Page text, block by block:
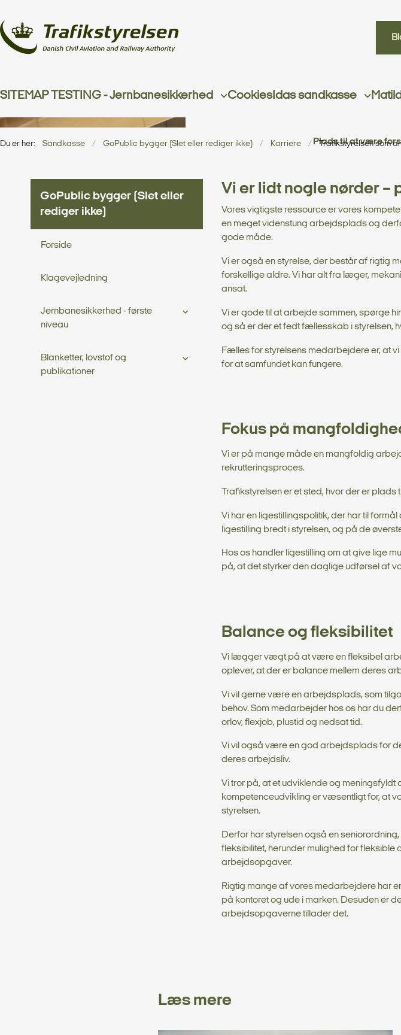
SITEMAP TESTING - Jernbanesikkerhed CookiesIdas sandkasse
Plads til at være
Du er her: Sandkasse GoPublic bygger (Slet eller rediger ikke) Karriere Trafikstyrelsen som
GoPublic bygger (Slet eller
rediger ikke)
Forside
Klagevejledning
Jernbanesikkerhed - første
niveau
Blanketter, lovstof og
publikationer
Vi er lidt nogle nørder –
Vores vigtigste ressource er vores
en meget videnstung arbejdsplads og
gode måde.
Vi er også en styrelse, der består af rigtig
forskellige aldre. Vi har alt fra læger,
ansat.
Vi er gode til at arbejde sammen, spørge
og så er der et fedt fællesskab i styrelsen,
Fælles for styrelsens medarbejdere er, at
for at samfundet kan fungere.
Fokus på
Vi er på mange måde en mangfoldig
rekrutteringsproces.
Trafikstyrelsen er et sted, hvor der er plads
Vi har en ligestillingspolitik, der har til
ligestilling bredt i styrelsen, og på de
Hos os handler ligestilling om at give lige
på, at det styrker den daglige udførsel af
Balance og fleksibilitet
Vi lægger vægt på at være en fleksibel
oplever, at der er balance mellem deres
Vi vil gerne være en arbejdsplads, som
behov. Som medarbejder hos os har du
orlov, flexjob, plustid og nedsat tid.
Vi vil også være en god arbejdsplads for
deres arbejdsliv.
Vi tror på, at et udviklende og
kompetenceudvikling er væsentligt for, at
styrelsen.
Derfor har styrelsen også en
fleksibilitet, herunder mulighed for
arbejdsopgaver.
Rigtig mange af vores medarbejdere har
på kontoret og ude i marken. Desuden er
arbejdsopgaverne tillader det.
Læs mere